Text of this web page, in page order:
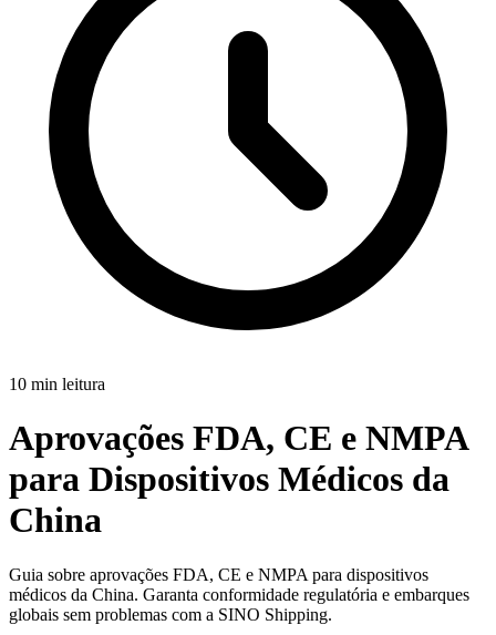
10 min leitura
Aprovações FDA, CE e NMPA
para Dispositivos Médicos da
China
Guia sobre aprovações FDA, CE e NMPA para dispositivos
médicos da China. Garanta conformidade regulatória e embarques
globais sem problemas com a SINO Shipping.